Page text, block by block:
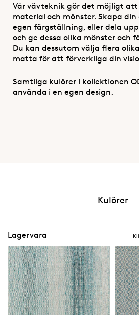
Vår vävteknik gör det möjligt
material och mönster. Skapa din
egen färgställning, eller dela
och ge dessa olika mönster och
Du kan dessutom välja flera
matta för att förverkliga din
Samtliga kulörer i kollektionen
använda i en egen design.
Kulörer
Lagervara